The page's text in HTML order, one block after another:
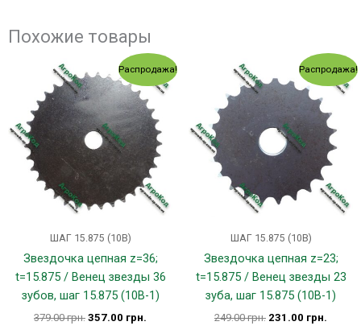
Похожие товары
Распродажа!
ШАГ 15.875 (10В)
Звездочка цепная z=36;
t=15.875 / Венец звезды 36
зубов, шаг 15.875 (10В-1)
379.00грн.
Первоначальная
цена
составляла
379.00 грн..
357.00 грн.
Текущая
цена:
357.00 грн..
Распродажа!
ШАГ 15.875 (10В)
Звездочка цепная z=23;
t=15.875 / Венец звезды 23
зуба, шаг 15.875 (10В-1)
249.00грн.
Первоначальная
цена
составляла
249.00 грн..
231.00 грн.
цена: